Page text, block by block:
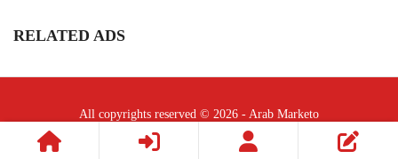
RELATED ADS
All copyrights reserved © 2026 - Arab Marketo